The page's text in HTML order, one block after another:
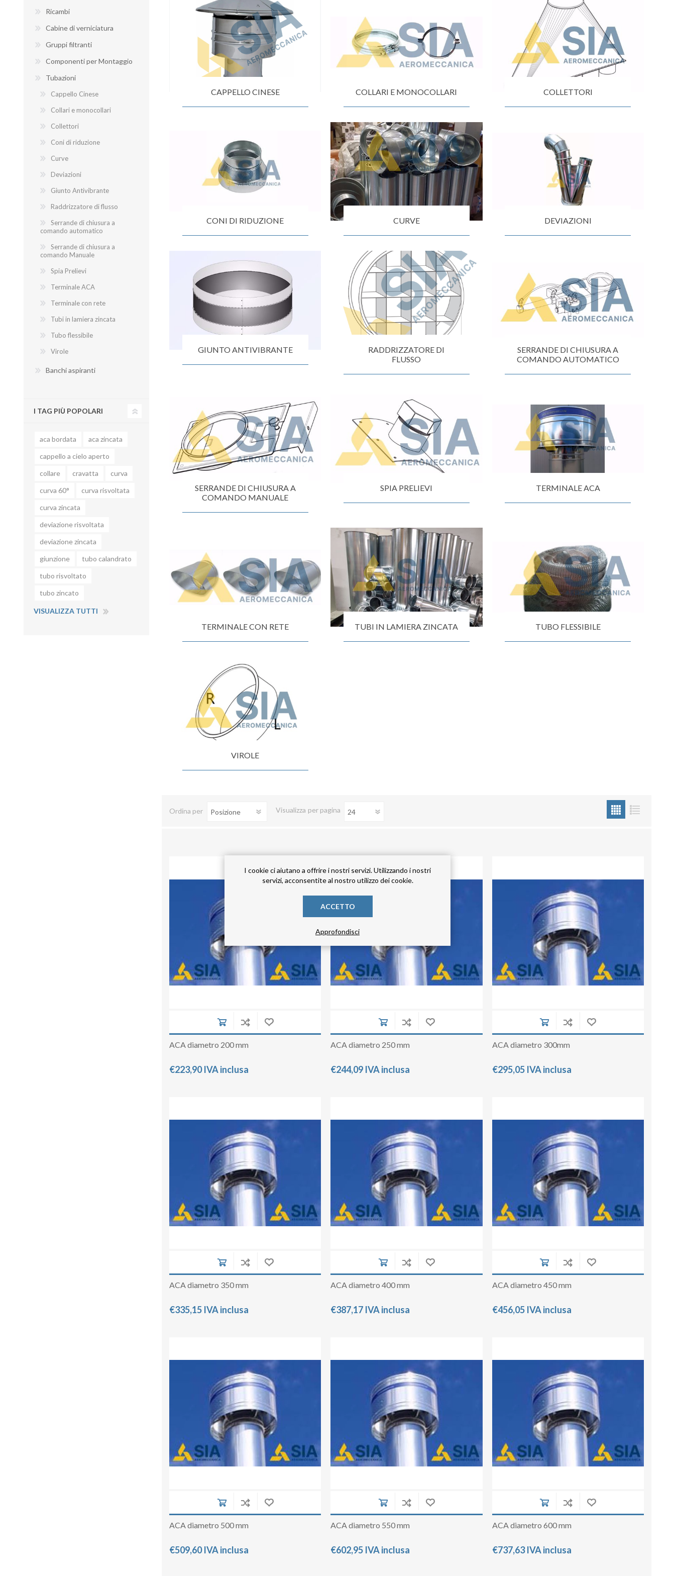
BANCHI ASPIRANTI
Raddrizzatore di flusso
Serrande di chiusura a comando automatico
Elettropneumatiche
Serrande Pneumatiche
Serrande di chiusura a comando Manuale Serranda a Catena
Serranda a Ghigliottina
Serranda a Farfalla
Terminale ACA
Tubi in lamiera zincata
Tubo flessibile
Virole
CAPPELLO CINESE COLLARI E MONOCOLLARI COLLETTORI
CONI DI RIDUZIONE CURVE DEVIAZIONI
GIUNTO ANTIVIBRANTE
RADDRIZZATORE DI
FLUSSO
SERRANDE DI CHIUSURA A
COMANDO AUTOMATICO
SERRANDE DI CHIUSURA A
COMANDO MANUALE
SPIA PRELIEVI TERMINALE ACA
TERMINALE CON RETE TUBI IN LAMIERA ZINCATA TUBO FLESSIBILE
VIROLE
Ordina per Visualizza per pagina
ACA diametro 200 mm
€223,90 IVA inclusa
ACA diametro 250 mm
€244,09 IVA inclusa
ACA diametro 300mm
€295,05 IVA inclusa
ACA diametro 350 mm
€335,15 IVA inclusa
ACA diametro 400 mm
€387,17 IVA inclusa
ACA diametro 450 mm
€456,05 IVA inclusa
ACA diametro 500 mm
€509,60 IVA inclusa
ACA diametro 550 mm
€602,95 IVA inclusa
ACA diametro 600 mm
€737,63 IVA inclusa
Ricambi
Cabine di verniciatura
Gruppi filtranti
Componenti per Montaggio
Tubazioni
Cappello Cinese
Collari e monocollari
Collettori
Coni di riduzione
Curve
Deviazioni
Giunto Antivibrante
Raddrizzatore di flusso
Serrande di chiusura a
comando automatico
Serrande di chiusura a
comando Manuale
Spia Prelievi
Terminale ACA
Terminale con rete
Tubi in lamiera zincata
Tubo flessibile
Virole
Banchi aspiranti
I TAG PIÙ POPOLARI
aca bordata
aca zincata
cappello a cielo aperto
collare
cravatta
curva
curva 60°
curva risvoltata
curva zincata
deviazione risvoltata
deviazione zincata
giunzione
tubo calandrato
tubo risvoltato
tubo zincato
VISUALIZZA TUTTI
I cookie ci aiutano a offrire i nostri servizi. Utilizzando i nostri
servizi, acconsentite al nostro utilizzo dei cookie.
ACCETTO
Approfondisci